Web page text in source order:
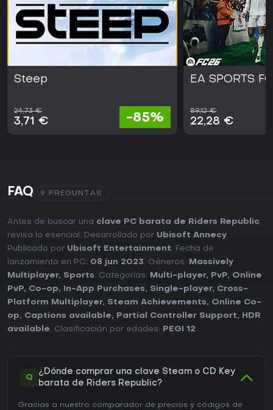
Steep
24,73 €
3,71 € -85%
EA SPORTS
89,12 €
22,28 €
FAQ 9 PREGUNTAS
Antes de buscar una clave PC barata de Riders Republic,
revisa lo esencial. Desarrollado por Ubisoft Annecy.
Publicado por Ubisoft Entertainment. Fecha de
lanzamiento en PC: 08 jun 2023. Géneros:
Massively
Multiplayer, Sports. Categorías: Multi-player, PvP, Online
PvP, Co-op, In-App Purchases, Single-player, Cross-
Platform Multiplayer, Steam Achievements, Online Co-
op, Captions available, Partial Controller Support,
HDR
available. Clasificación por edades: PEGI 12.
Q
¿Dónde comprar una clave Steam o CD Key
barata de Riders Republic?
Gracias a nuestro comparador de precios y códigos de